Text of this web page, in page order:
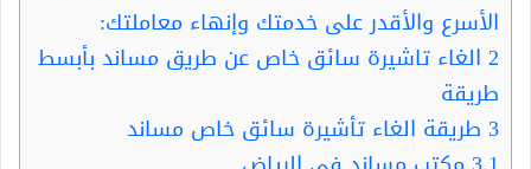
الأسرع والأقدر على خدمتك وإنهاء معاملتك:
2 الغاء تاشيرة سائق خاص عن طريق مساند بأبسط
طريقة
3 طريقة الغاء تأشيرة سائق خاص مساند